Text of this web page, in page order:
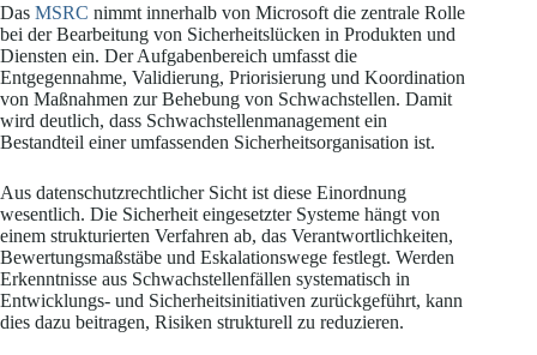
Das MSRC nimmt innerhalb von Microsoft die zentrale Rolle
bei der Bearbeitung von Sicherheitslücken in Produkten und
Diensten ein. Der Aufgabenbereich umfasst die
Entgegennahme, Validierung, Priorisierung und Koordination
von Maßnahmen zur Behebung von Schwachstellen. Damit
wird deutlich, dass Schwachstellenmanagement ein
Bestandteil einer umfassenden Sicherheitsorganisation ist.
Aus datenschutzrechtlicher Sicht ist diese Einordnung
wesentlich. Die Sicherheit eingesetzter Systeme hängt von
einem strukturierten Verfahren ab, das Verantwortlichkeiten,
Bewertungsmaßstäbe und Eskalationswege festlegt. Werden
Erkenntnisse aus Schwachstellenfällen systematisch in
Entwicklungs- und Sicherheitsinitiativen zurückgeführt, kann
dies dazu beitragen, Risiken strukturell zu reduzieren.